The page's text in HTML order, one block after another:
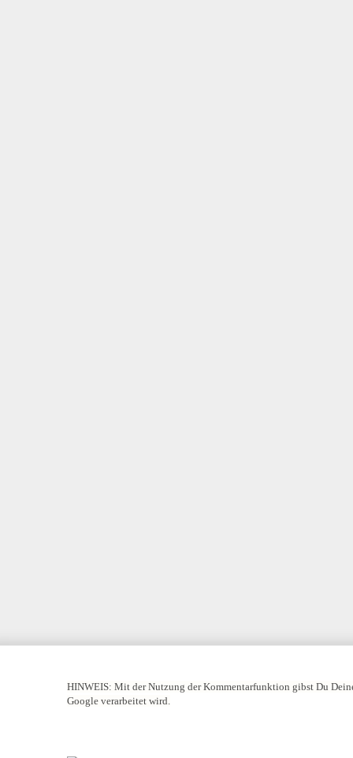
HINWEIS: Mit der Nutzung der Kommentarfunktion gibst Du
Google verarbeitet wird.